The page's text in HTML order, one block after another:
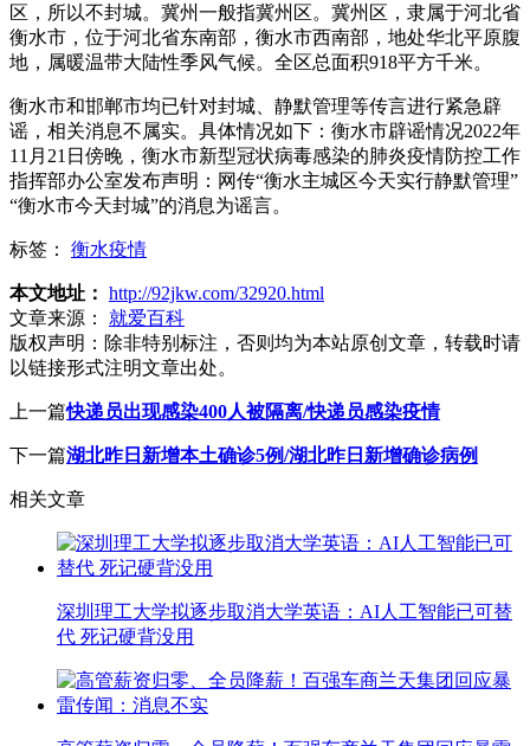
区，所以不封城。冀州一般指冀州区。冀州区，隶属于河北省
衡水市，位于河北省东南部，衡水市西南部，地处华北平原腹
地，属暖温带大陆性季风气候。全区总面积918平方千米。
衡水市和邯郸市均已针对封城、静默管理等传言进行紧急辟
谣，相关消息不属实。具体情况如下：衡水市辟谣情况2022年
11月21日傍晚，衡水市新型冠状病毒感染的肺炎疫情防控工作
指挥部办公室发布声明：网传“衡水主城区今天实行静默管理”
“衡水市今天封城”的消息为谣言。
标签： 衡水疫情
本文地址： http://92jkw.com/32920.html
文章来源：
就爱百科
版权声明： 除非特别标注，否则均为本站原创文章，转载时请
以链接形式注明文章出处。
上一篇快递员出现感染400人被隔离/快递员感染疫情
下一篇湖北昨日新增本土确诊5例/湖北昨日新增确诊病例
相关文章
深圳理工大学拟逐步取消大学英语：AI人工智能已可替
代 死记硬背没用